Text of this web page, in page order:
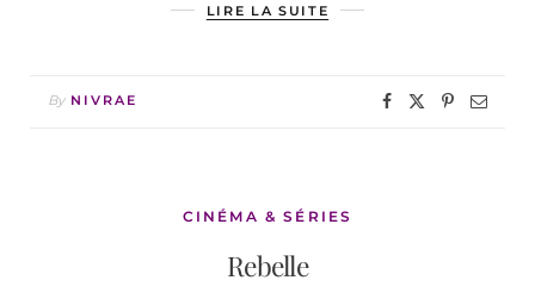
LIRE LA SUITE
By NIVRAE
CINÉMA & SÉRIES
Rebelle